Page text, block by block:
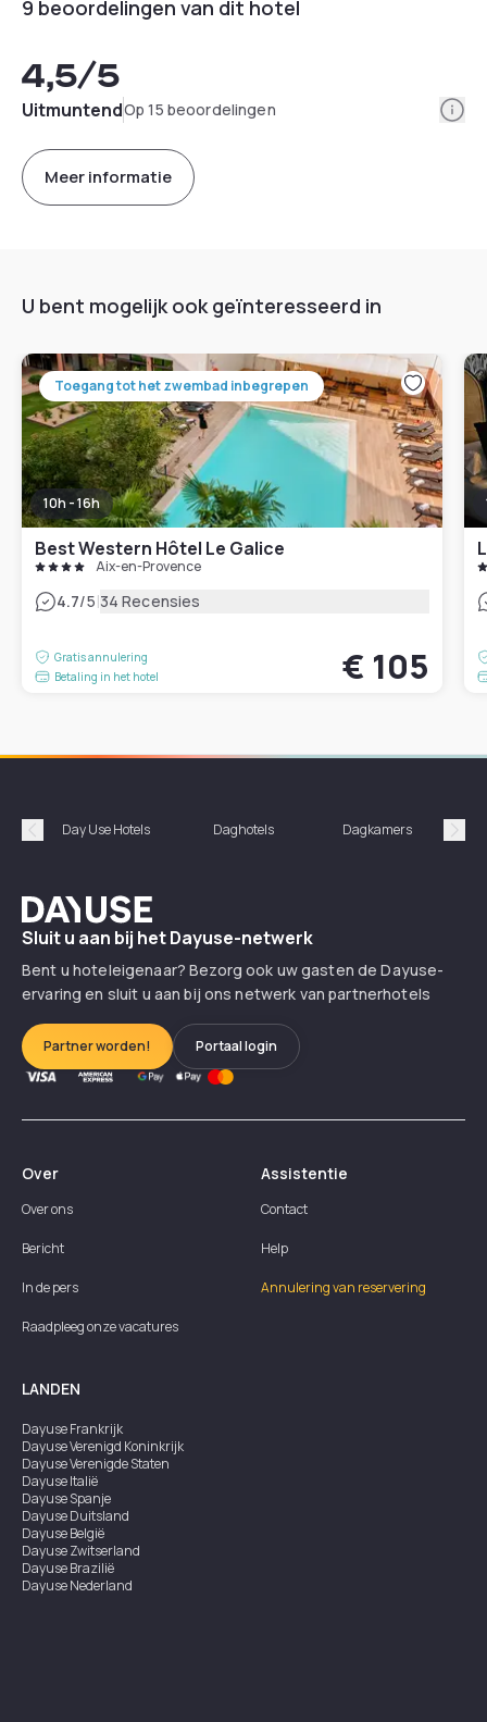
9 beoordelingen van dit hotel
4,5/5
UitmuntendOp 15 beoordelingen
Meer informatie
U bent mogelijk ook geïnteresseerd in
Toegang tot het zwembad inbegrepen
10h - 16h
Best Western Hôtel Le Galice
Aix-en-Provence
4.7/5|34 Recensies
Gratis annulering
Betaling in het hotel
€ 105
Précédent
Day Use Hotels Daghotels Dagkamers
Dayuse
Sluit u aan bij het Dayuse-netwerk
Bent u hoteleigenaar? Bezorg ook uw gasten de Dayuse-
ervaring en sluit u aan bij ons netwerk van partnerhotels
Partner worden! Portaal login
Over
Over ons
Bericht
In de pers
Raadpleeg onze vacatures
Assistentie
Contact
Help
Annulering van reservering
LANDEN
DayuseFrankrijk
DayuseVerenigd Koninkrijk
DayuseVerenigde Staten
DayuseItalië
DayuseSpanje
DayuseDuitsland
DayuseBelgië
DayuseZwitserland
DayuseBrazilië
DayuseNederland